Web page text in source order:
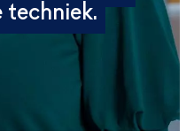
techniek.